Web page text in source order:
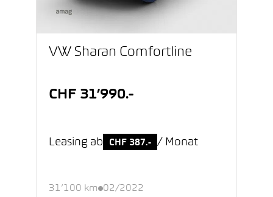
VW Sharan Comfortline
CHF 31’990.-
Leasing ab CHF 387.- / Monat
31’100 km 02/2022